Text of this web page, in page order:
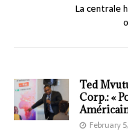
La centrale
Ted
Corp.: «
February